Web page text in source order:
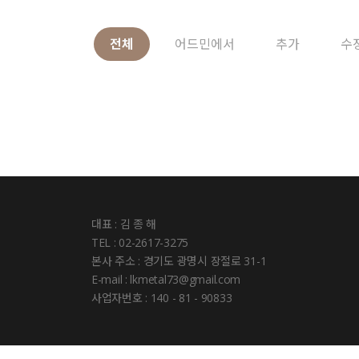
전체 어드민에서 추가 수
대표 : 김 종 해
TEL : 02-2617-3275
본사 주소 : 경기도 광명시 장절로 31-1
E-mail : lkmetal73@gmail.com
사업자번호 : 140 - 81 - 90833